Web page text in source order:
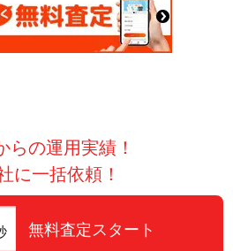
らの運用実績！
に一括依頼！
無料査定スタート